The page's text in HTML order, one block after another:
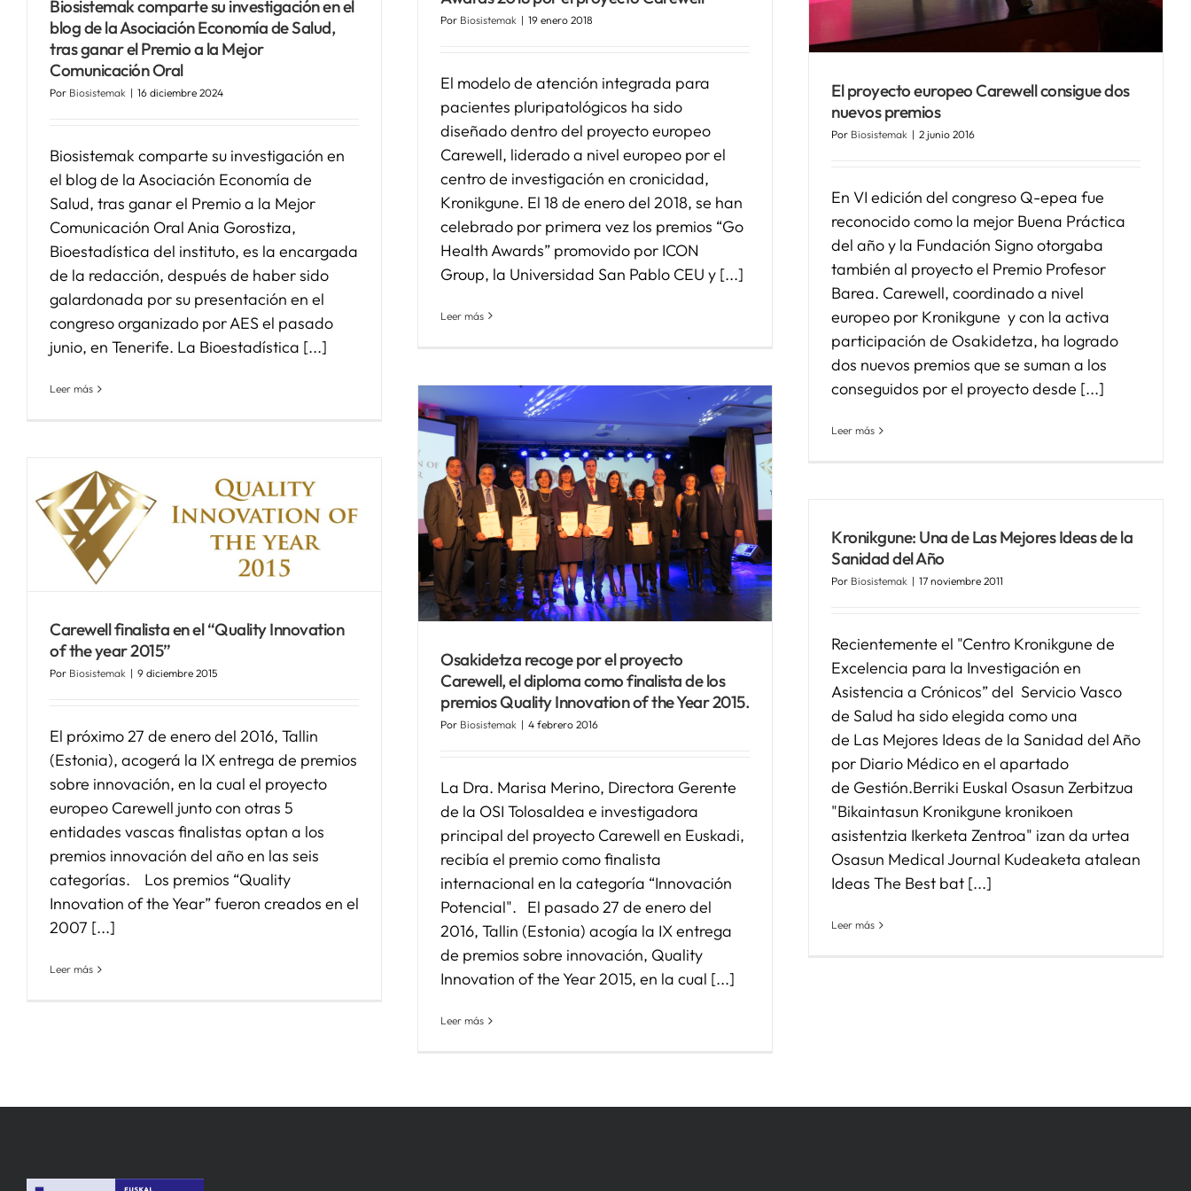
Biosistemak comparte su investigación en el
blog de la Asociación Economía de Salud,
tras ganar el Premio a la Mejor
Comunicación Oral
Por Biosistemak | 16 diciembre 2024
Biosistemak comparte su investigación en
el blog de la Asociación Economía de
Salud, tras ganar el Premio a la Mejor
Comunicación Oral Ania Gorostiza,
Bioestadística del instituto, es la encargada
de la redacción, después de haber sido
galardonada por su presentación en el
congreso organizado por AES el pasado
junio, en Tenerife. La Bioestadística [...]
Leer más
Por Biosistemak | 19 enero 2018
El modelo de atención integrada para
pacientes pluripatológicos ha sido
diseñado dentro del proyecto europeo
Carewell, liderado a nivel europeo por el
centro de investigación en cronicidad,
Kronikgune. El 18 de enero del 2018, se han
celebrado por primera vez los premios “Go
Health Awards” promovido por ICON
Group, la Universidad San Pablo CEU y [...]
Leer más
El proyecto europeo Carewell consigue dos
nuevos premios
Por Biosistemak | 2 junio 2016
En VI edición del congreso Q-epea fue
reconocido como la mejor Buena Práctica
del año y la Fundación Signo otorgaba
también al proyecto el Premio Profesor
Barea. Carewell, coordinado a nivel
europeo por Kronikgune y con la activa
participación de Osakidetza, ha logrado
dos nuevos premios que se suman a los
conseguidos por el proyecto desde [...]
Leer más
proyecto Carewell, el
diploma como finalista de los
premios Quality Innovation
of the Year 2015.
Osakidetza recoge por el proyecto
Carewell, el diploma como finalista de los
premios Quality Innovation of the Year 2015.
Por Biosistemak | 4 febrero 2016
La Dra. Marisa Merino, Directora Gerente
de la OSI Tolosaldea e investigadora
principal del proyecto Carewell en Euskadi,
recibía el premio como finalista
internacional en la categoría “Innovación
Potencial". El pasado 27 de enero del
2016, Tallin (Estonia) acogía la IX entrega
de premios sobre innovación, Quality
Innovation of the Year 2015, en la cual [...]
Leer más
Carewell finalista en el “Quality Innovation
of the year 2015”
Por Biosistemak | 9 diciembre 2015
El próximo 27 de enero del 2016, Tallin
(Estonia), acogerá la IX entrega de premios
sobre innovación, en la cual el proyecto
europeo Carewell junto con otras 5
entidades vascas finalistas optan a los
premios innovación del año en las seis
categorías. Los premios “Quality
Innovation of the Year” fueron creados en el
2007 [...]
Leer más
Kronikgune: Una de Las Mejores Ideas de la
Sanidad del Año
Por Biosistemak | 17 noviembre 2011
Recientemente el "Centro Kronikgune de
Excelencia para la Investigación en
Asistencia a Crónicos” del Servicio Vasco
de Salud ha sido elegida como una
de Las Mejores Ideas de la Sanidad del Año
por Diario Médico en el apartado
de Gestión.Berriki Euskal Osasun Zerbitzua
"Bikaintasun Kronikgune kronikoen
asistentzia Ikerketa Zentroa" izan da urtea
Osasun Medical Journal Kudeaketa atalean
Ideas The Best bat [...]
Leer más